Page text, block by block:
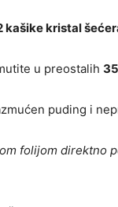
kašike kristal
u preostalih
puding i
folijom direktno